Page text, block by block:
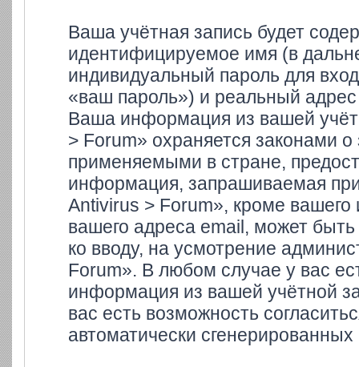
Ваша учётная запись будет
идентифицируемое имя (в
индивидуальный пароль для
«ваш пароль») и реальный
Ваша информация из вашей
> Forum» охраняется законами
применяемыми в стране,
информация, запрашиваемая
Antivirus > Forum», кроме вашего
вашего адреса email, может
ко вводу, на усмотрение
Forum». В любом случае у вас
информация из вашей учётной
вас есть возможность
автоматически